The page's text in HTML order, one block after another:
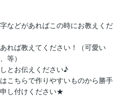
などがあればこの時にお教えくだ
れば教えてください！（可愛い
等）
とお伝えください♪
こちらで作りやすいものから勝手
し付けください★